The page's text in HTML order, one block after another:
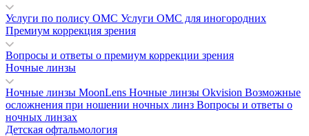
Услуги по полису ОМС Услуги ОМС для иногородних
Премиум коррекция зрения
Вопросы и ответы о премиум коррекции зрения
Ночные линзы
Ночные линзы MoonLens Ночные линзы Okvision Возможные
осложнения при ношении ночных линз Вопросы и ответы о
ночных линзах
Детская офтальмология